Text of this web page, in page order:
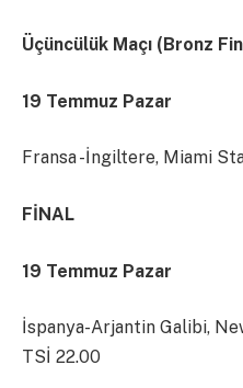
Üçüncülük Maçı (Bronz
19 Temmuz Pazar
Fransa -İngiltere, Miami
FİNAL
19 Temmuz Pazar
İspanya-Arjantin Galibi,
TSİ 22.00